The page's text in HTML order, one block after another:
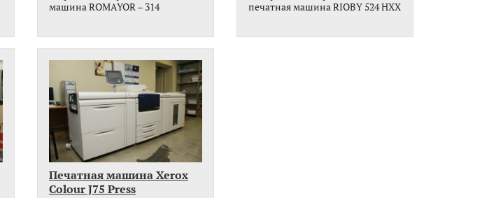
машина ROMAYOR – 314
печатная машина RIOBY 524 HXX
Печатная машина Xerox
Colour J75 Press